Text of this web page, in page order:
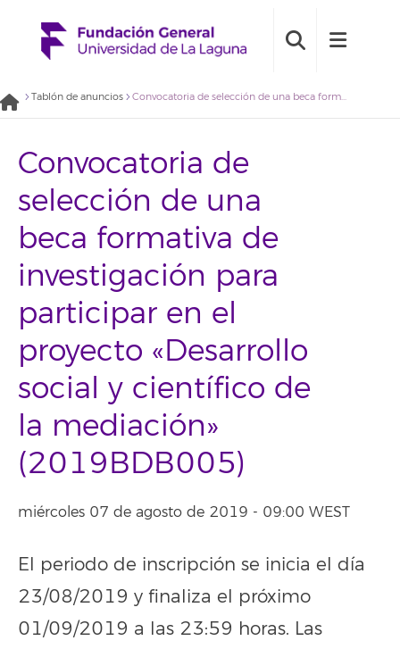
Tablón de anuncios Convocatoria de selección de una beca formativa de investigación para participar en el proyecto «Desarrollo social y científico de la mediación» (2019BDB005)
Convocatoria de
selección de una
beca formativa de
investigación para
participar en el
proyecto «Desarrollo
social y científico de
la mediación»
(2019BDB005)
miércoles 07 de agosto de 2019 - 09:00 WEST
El periodo de inscripción se inicia el día
23/08/2019 y finaliza el próximo
01/09/2019 a las 23:59 horas. Las